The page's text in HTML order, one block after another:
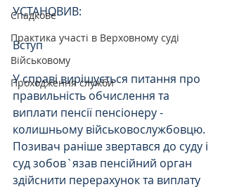
Спадкове
Практика участі в Верховному суді
Військовому
Проходження служби
УСТАНОВИВ:
Вступ
У справі вирішується питання про
правильність обчислення та
виплати пенсії пенсіонеру -
колишньому військовослужбовцю.
Позивач раніше звертався до суду і
суд зобов`язав пенсійний орган
здійснити перерахунок та виплату